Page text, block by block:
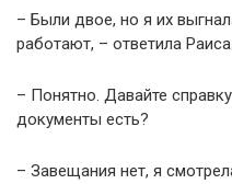
– Были двое, но я их
работают, – ответила Раиса.
– Понятно. Давайте
документы есть?
– Завещания нет, я